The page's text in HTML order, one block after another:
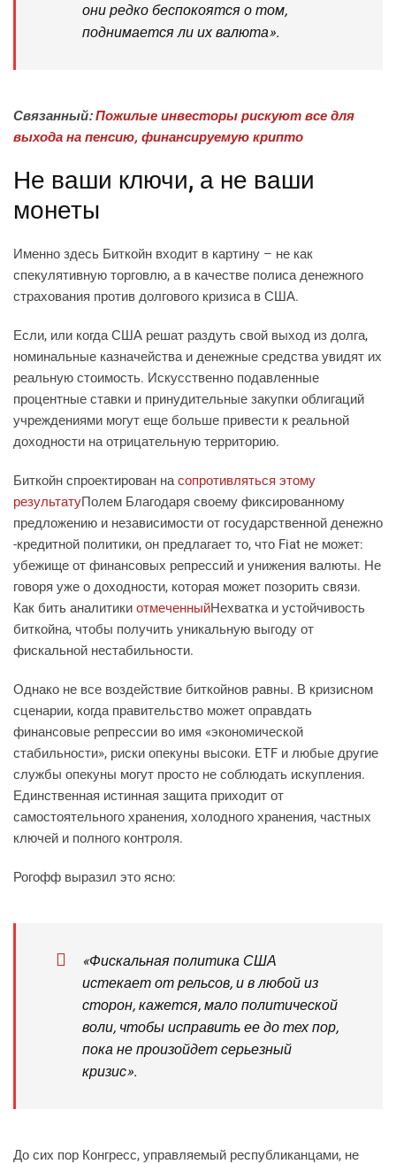
они редко беспокоятся о том,
поднимается ли их валюта».
Связанный:Пожилые инвесторы рискуют все для
выхода на пенсию, финансируемую крипто
Не ваши ключи, а не ваши
монеты
Именно здесь Биткойн входит в картину – не как
спекулятивную торговлю, а в качестве полиса денежного
страхования против долгового кризиса в США.
Если, или когда США решат раздуть свой выход из долга,
номинальные казначейства и денежные средства увидят их
реальную стоимость. Искусственно подавленные
процентные ставки и принудительные закупки облигаций
учреждениями могут еще больше привести к реальной
доходности на отрицательную территорию.
Биткойн спроектирован насопротивляться этому
результатуПолем Благодаря своему фиксированному
предложению и независимости от государственной денежно
-кредитной политики, он предлагает то, что Fiat не может:
убежище от финансовых репрессий и унижения валюты. Не
говоря уже о доходности, которая может позорить связи.
Как бить аналитики отмеченныйНехватка и устойчивость
биткойна, чтобы получить уникальную выгоду от
фискальной нестабильности.
Однако не все воздействие биткойнов равны. В кризисном
сценарии, когда правительство может оправдать
финансовые репрессии во имя «экономической
стабильности», риски опекуны высоки. ETF и любые другие
службы опекуны могут просто не соблюдать искупления.
Единственная истинная защита приходит от
самостоятельного хранения, холодного хранения, частных
ключей и полного контроля.
Рогофф выразил это ясно:
«Фискальная политика США
истекает от рельсов, и в любой из
сторон, кажется, мало политической
воли, чтобы исправить ее до тех пор,
пока не произойдет серьезный
кризис».
До сих пор Конгресс, управляемый республиканцами, не